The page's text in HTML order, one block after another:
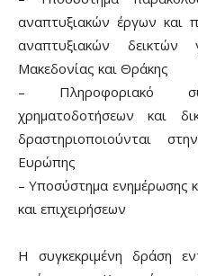
αναπτυξιακών έργων και
αναπτυξιακών δεικτών
Μακεδονίας και Θράκης
– Πληροφοριακό
χρηματοδοτήσεων και
δραστηριοποιούνται
Ευρώπης
– Υποσύστημα ενημέρωσης
και επιχειρήσεων
Η συγκεκριμένη δράση